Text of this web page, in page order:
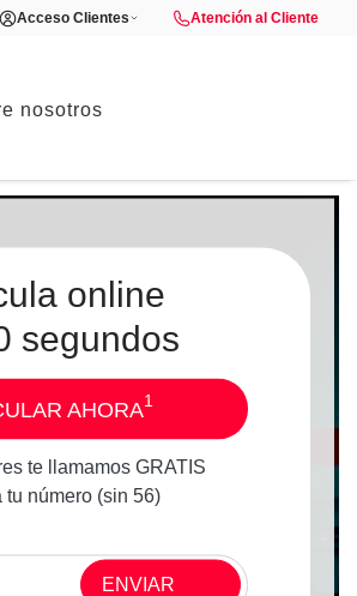
Acceso Clientes Atención al Cliente
nosotros
online
segundos
AHORA1
te llamamos GRATIS
tu número (sin 56)